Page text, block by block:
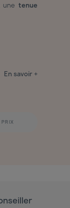
une tenue
En savoir +